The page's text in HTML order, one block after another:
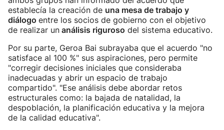
establecía la creación de una mesa de trabajo y
diálogo entre los socios de gobierno con el objetivo
de realizar un análisis riguroso del sistema educativo.
Por su parte, Geroa Bai subrayaba que el acuerdo "no
satisface al 100 %" sus aspiraciones, pero permite
"corregir decisiones iniciales que consideraba
inadecuadas y abrir un espacio de trabajo
compartido". "Ese análisis debe abordar retos
estructurales como: la bajada de natalidad, la
despoblación, la planificación educativa y la mejora
de la calidad educativa".